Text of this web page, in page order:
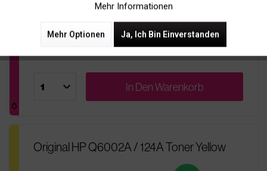
34,00 € Ersparnis
zur original Patrone
Sofort Versandfertig
In DenWarenkorb
Original HP Q6002A / 124A Toner Yellow
Mehr Informationen
Mehr Optionen Ja, Ich Bin Einverstanden